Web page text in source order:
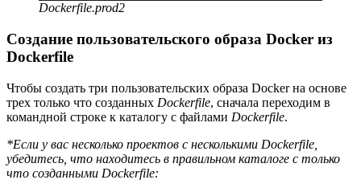
Dockerfile.prod2
Создание пользовательского образа Docker из
Dockerfile
Чтобы создать три пользовательских образа Docker на основе
трех только что созданных Dockerfile, сначала переходим в
командной строке к каталогу с файлами Dockerfile.
*Если у вас несколько проектов с несколькими Dockerfile,
убедитесь, что находитесь в правильном каталоге с только
что созданными Dockerfile: